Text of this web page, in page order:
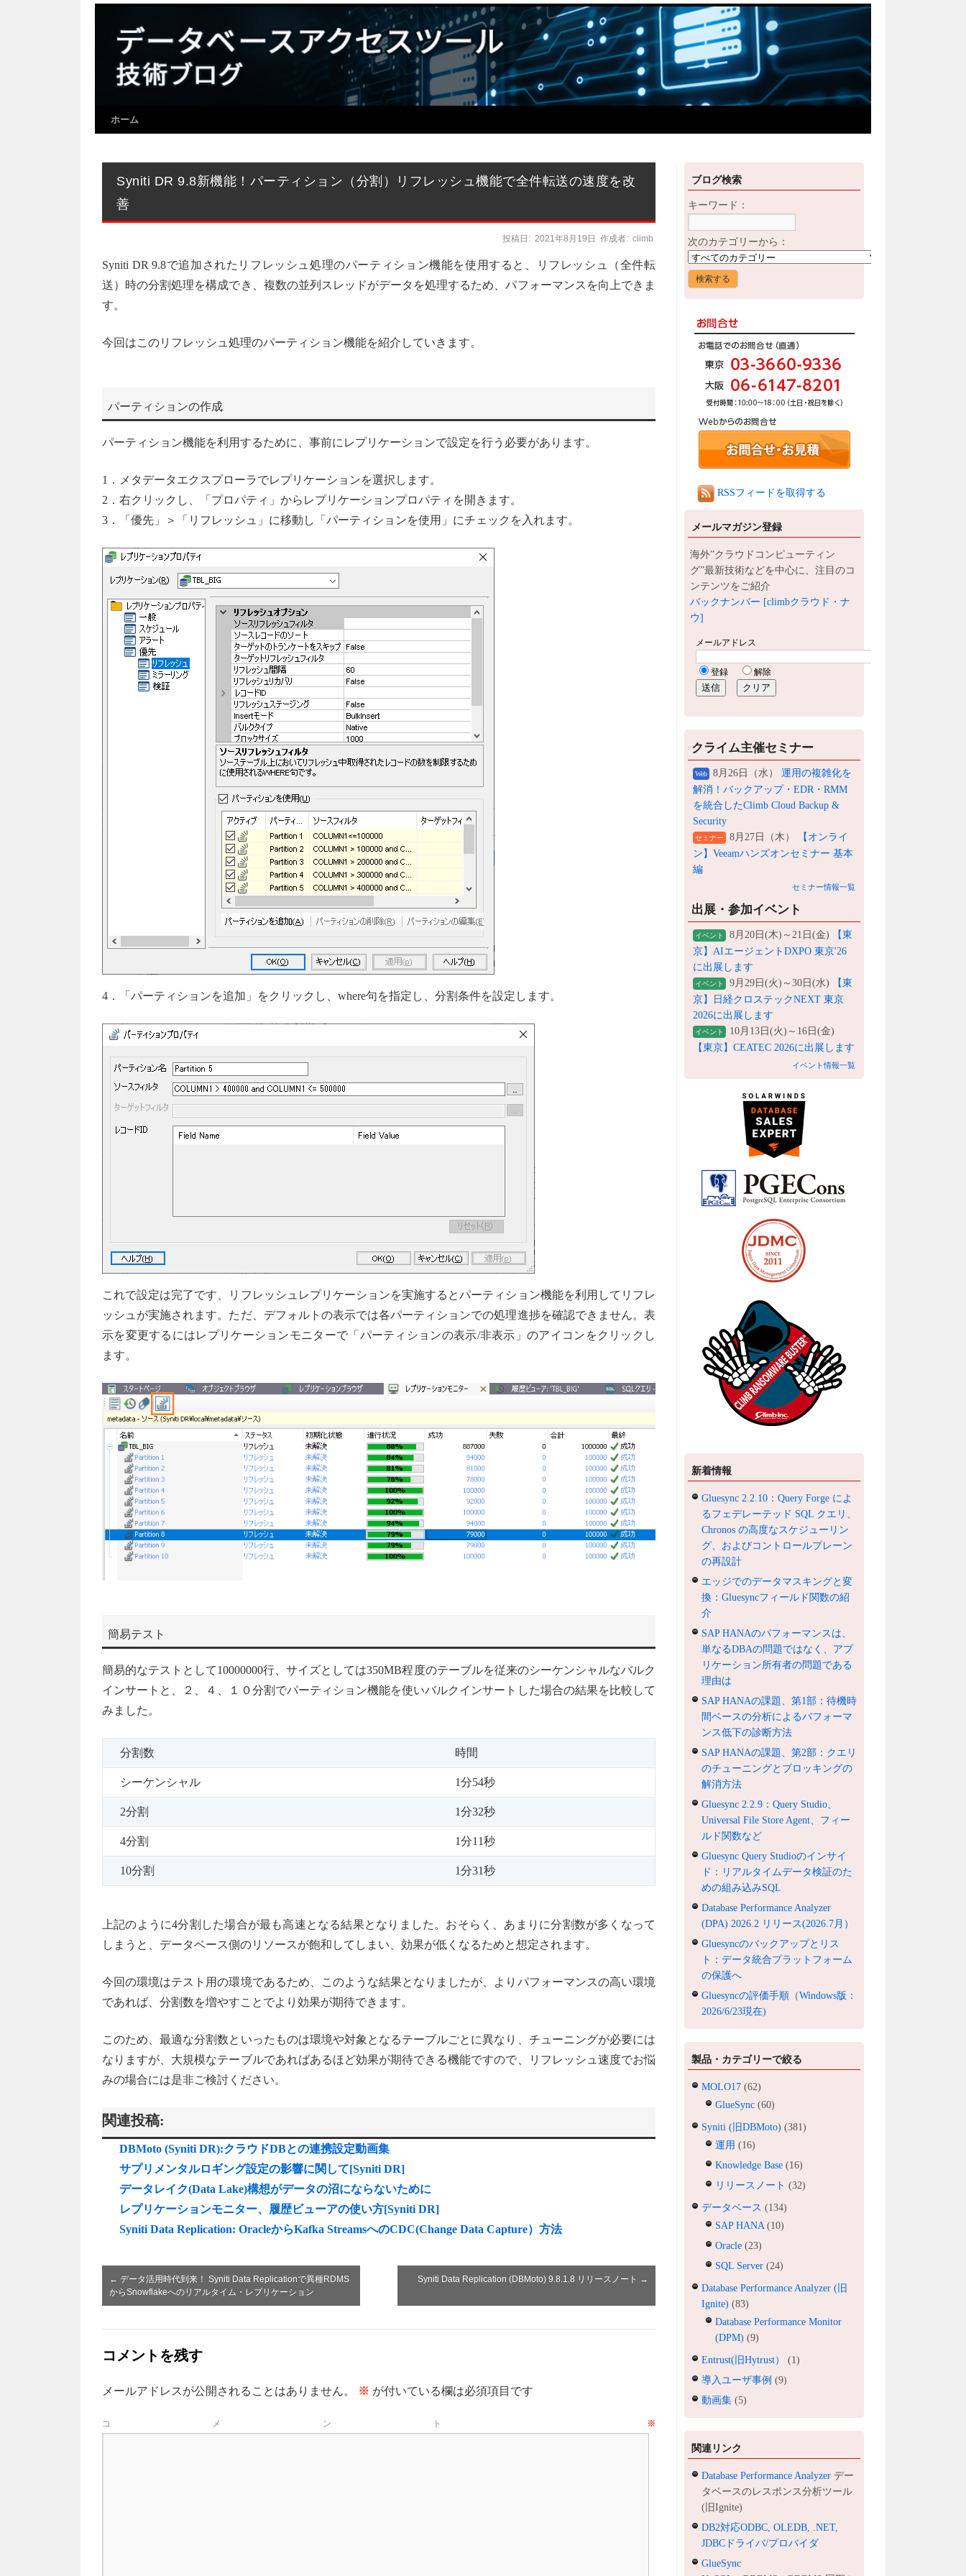
ホーム
Syniti DR 9.8新機能！パーティション（分割）リフレッシュ機能で全件転送の速度を改
善
投稿日: 2021年8月19日 作成者: climb
Syniti DR 9.8で追加されたリフレッシュ処理のパーティション機能を使用すると、リフレッシュ（全件転
送）時の分割処理を構成でき、複数の並列スレッドがデータを処理するため、パフォーマンスを向上できま
す。
今回はこのリフレッシュ処理のパーティション機能を紹介していきます。
パーティションの作成
パーティション機能を利用するために、事前にレプリケーションで設定を行う必要があります。
1．メタデータエクスプローラでレプリケーションを選択します。
2．右クリックし、「プロパティ」からレプリケーションプロパティを開きます。
3．「優先」＞「リフレッシュ」に移動し「パーティションを使用」にチェックを入れます。
4．「パーティションを追加」をクリックし、where句を指定し、分割条件を設定します。
これで設定は完了です、リフレッシュレプリケーションを実施するとパーティション機能を利用してリフレ
ッシュが実施されます。ただ、デフォルトの表示では各パーティションでの処理進捗を確認できません。表
示を変更するにはレプリケーションモニターで「パーティションの表示/非表示」のアイコンをクリックし
ます。
簡易テスト
簡易的なテストとして10000000行、サイズとしては350MB程度のテーブルを従来のシーケンシャルなバルク
インサートと、２、４、１０分割でパーティション機能を使いバルクインサートした場合の結果を比較して
みました。
分割数 時間
シーケンシャル 1分54秒
2分割 1分32秒
4分割 1分11秒
10分割 1分31秒
上記のように4分割した場合が最も高速となる結果となりました。おそらく、あまりに分割数が多くなって
しまうと、データベース側のリソースが飽和してしまい、効果が低くなるためと想定されます。
今回の環境はテスト用の環境であるため、このような結果となりましたが、よりパフォーマンスの高い環境
であれば、分割数を増やすことでより効果が期待できます。
このため、最適な分割数といったものは環境や対象となるテーブルごとに異なり、チューニングが必要には
なりますが、大規模なテーブルであればあるほど効果が期待できる機能ですので、リフレッシュ速度でお悩
みの場合には是非ご検討ください。
関連投稿:
DBMoto (Syniti DR):クラウドDBとの連携設定動画集
サプリメンタルロギング設定の影響に関して[Syniti DR]
データレイク(Data Lake)構想がデータの沼にならないために
レプリケーションモニター、履歴ビューアの使い方[Syniti DR]
Syniti Data Replication: OracleからKafka StreamsへのCDC(Change Data Capture）方法
← データ活用時代到来！ Syniti Data Replicationで異種RDMS
からSnowflakeへのリアルタイム・レプリケーション
Syniti Data Replication (DBMoto) 9.8.1.8 リリースノート →
コメントを残す
メールアドレスが公開されることはありません。 ※ が付いている欄は必須項目です
コメント ※
ブログ検索
キーワード：
次のカテゴリーから：
RSSフィードを取得する
メールマガジン登録
海外”クラウドコンピューティン
グ”最新技術などを中心に、注目のコ
ンテンツをご紹介
バックナンバー [climbクラウド・ナ
ウ]
クライム主催セミナー
Web 8月26日（水） 運用の複雑化を
解消！バックアップ・EDR・RMM
を統合したClimb Cloud Backup &
Security
セミナー 8月27日（木）
【オンライ
ン】Veeamハンズオンセミナー 基本
編
セミナー情報一覧
出展・参加イベント
イベント 8月20日(木)～21日(金)
【東
京】AIエージェントDXPO 東京'26
に出展します
イベント 9月29日(火)～30日(水)
【東
京】日経クロステックNEXT 東京
2026に出展します
イベント
10月13日(火)～16日(金)
【東京】CEATEC 2026に出展します
イベント情報一覧
新着情報
Gluesync 2.2.10：Query Forge によ
るフェデレーテッド SQL クエリ、
Chronos の高度なスケジューリン
グ、およびコントロールプレーン
の再設計
エッジでのデータマスキングと変
換：Gluesyncフィールド関数の紹
介
SAP HANAのパフォーマンスは、
単なるDBAの問題ではなく、アプ
リケーション所有者の問題である
理由は
SAP HANAの課題、第1部：待機時
間ベースの分析によるパフォーマ
ンス低下の診断方法
SAP HANAの課題、第2部：クエリ
のチューニングとブロッキングの
解消方法
Gluesync 2.2.9：Query Studio、
Universal File Store Agent、フィー
ルド関数など
Gluesync Query Studioのインサイ
ド：リアルタイムデータ検証のた
めの組み込みSQL
Database Performance Analyzer
(DPA) 2026.2 リリース(2026.7月）
Gluesyncのバックアップとリス
ト：データ統合プラットフォーム
の保護へ
Gluesyncの評価手順（Windows版：
2026/6/23現在)
製品・カテゴリーで絞る
MOLO17 (62)
GlueSync (60)
Syniti (旧DBMoto) (381)
運用 (16)
Knowledge Base (16)
リリースノート (32)
データベース (134)
SAP HANA (10)
Oracle (23)
SQL Server (24)
Database Performance Analyzer (旧
Ignite) (83)
Database Performance Monitor
(DPM) (9)
Entrust(旧Hytrust）
(1)
導入ユーザ事例 (9)
動画集 (5)
関連リンク
Database Performance Analyzer デー
タベースのレスポンス分析ツール
(旧Ignite)
DB2対応ODBC, OLEDB, .NET,
JDBCドライバ/プロバイダ
GlueSync